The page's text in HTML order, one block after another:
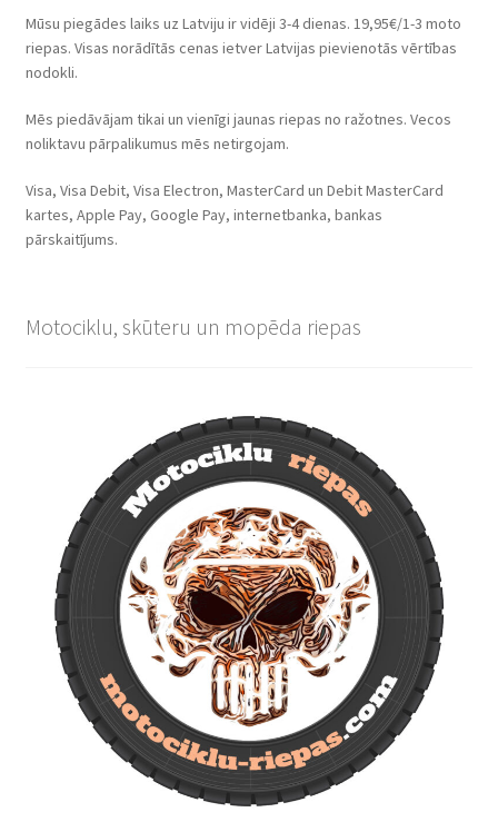
Mūsu piegādes laiks uz Latviju ir vidēji 3-4 dienas. 19,95€/1-3 moto
riepas. Visas norādītās cenas ietver Latvijas pievienotās vērtības
nodokli.
Mēs piedāvājam tikai un vienīgi jaunas riepas no ražotnes. Vecos
noliktavu pārpalikumus mēs netirgojam.
Visa, Visa Debit, Visa Electron, MasterCard un Debit MasterCard
kartes, Apple Pay, Google Pay, internetbanka, bankas
pārskaitījums.
Motociklu, skūteru un mopēda riepas